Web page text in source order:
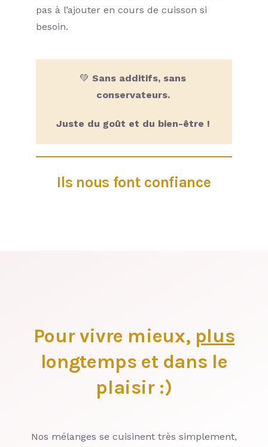
pas à l’ajouter en cours de cuisson si
besoin.
💚 Sans additifs, sans
conservateurs.
Juste du goût et du bien-être !
Ils nous font confiance
Pour vivre mieux, plus
longtemps et dans le
plaisir :)
Nos mélanges se cuisinent très simplement,